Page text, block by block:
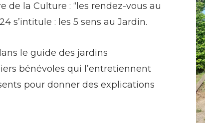
la Culture : ‘‘les rendez-vous au
s’intitule : les 5 sens au Jardin.
le guide des jardins
bénévoles qui l’entretiennent
pour donner des explications